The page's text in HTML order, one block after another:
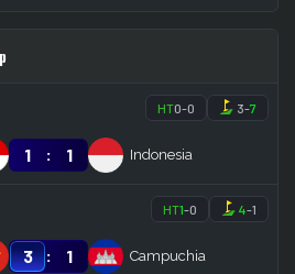
HT0-0 3-7
1 : 1 Indonesia
HT1-0 4-1
3 : 1 Campuchia